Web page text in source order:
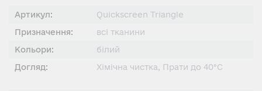
Артикул:
Quickscreen Triangle
Призначення:
всі тканини
Кольори:
білий
Догляд:
Хімічна чистка, Прати до 40°C